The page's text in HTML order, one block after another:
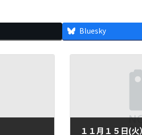
Bluesky
１１月１５日(